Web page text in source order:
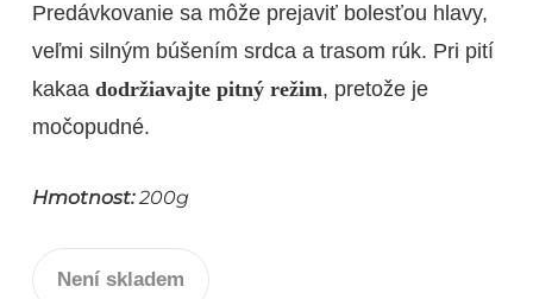
Predávkovanie sa môže prejaviť bolesťou hlavy,
veľmi silným búšením srdca a trasom rúk. Pri pití
kakaa dodržiavajte pitný režim, pretože je
močopudné.
Hmotnost:200g
Není skladem